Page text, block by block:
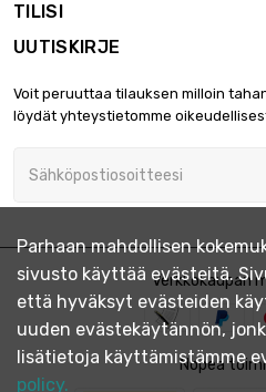
pituus : 1000mm
Paksuus / vahvuus :
0.6mm
leveys : 1000mm
pituus : 1000mm
Paksuus / vahvuus :
0.6mm
leveys : 1200mm
pituus : 1000mm
TILISI
UUTISKIRJE
Voit peruuttaa tilauksen milloin
löydät yhteystietomme
Verkkokaupan
Nopea
Parhaan mahdollisen
sivusto käyttää evästeitä.
että hyväksyt evästeiden
uuden evästekäytännön,
lisätietoja käyttämistämme
policy.